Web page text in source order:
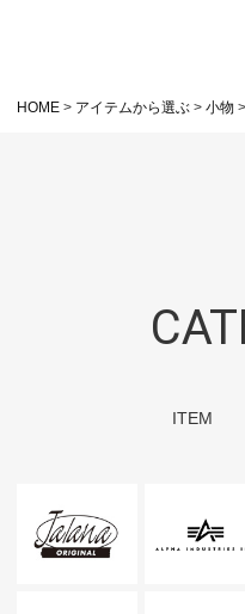
HOME アイテムから選ぶ 小物
ITEM